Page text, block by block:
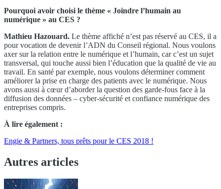
Pourquoi avoir choisi le thème « Joindre l’humain au
numérique » au CES ?
Mathieu Hazouard. Le thème affiché n’est pas réservé au CES, il a
pour vocation de devenir l’ADN du Conseil régional. Nous voulons
axer sur la relation entre le numérique et l’humain, car c’est un sujet
transversal, qui touche aussi bien l’éducation que la qualité de vie au
travail. En santé par exemple, nous voulons déterminer comment
améliorer la prise en charge des patients avec le numérique. Nous
avons aussi à cœur d’aborder la question des garde-fous face à la
diffusion des données – cyber-sécurité et confiance numérique des
entreprises compris.
À lire également :
Engie & Partners, tous prêts pour le CES 2018 !
Autres articles